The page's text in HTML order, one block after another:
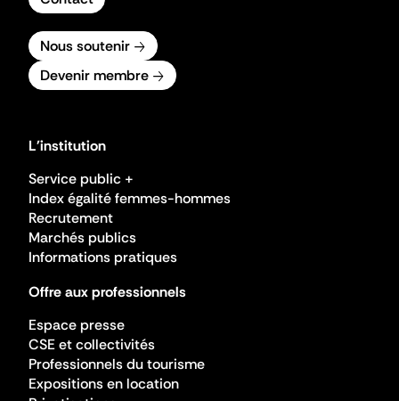
Nous soutenir
Devenir membre
L'institution
Service public +
Index égalité femmes-hommes
Recrutement
Marchés publics
Informations pratiques
Offre aux professionnels
Espace presse
CSE et collectivités
Professionnels du tourisme
Expositions en location